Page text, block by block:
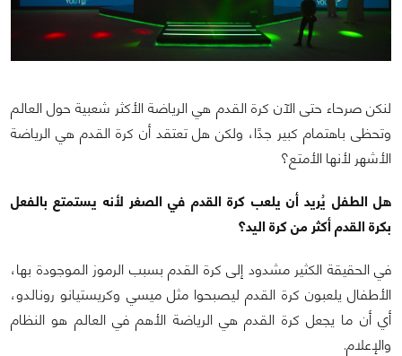
لنكن صرحاء حتى الآن كرة القدم هي الرياضة الأكثر شعبية حول العالم
وتحظى باهتمام كبير جدًا، ولكن هل تعتقد أن كرة القدم هي الرياضة
الأشهر لأنها الأمتع؟
هل الطفل يُريد أن يلعب كرة القدم في الصغر لأنه يستمتع بالفعل
بكرة القدم أكثر من كرة اليد؟
في الحقيقة الكثير مشدود إلى كرة القدم بسبب الرموز الموجودة بها،
الأطفال يلعبون كرة القدم ليصبحوا مثل ميسي وكريستيانو رونالدو،
أي أن ما يجعل كرة القدم هي الرياضة الأهم في العالم هو النظام
والإعلام.